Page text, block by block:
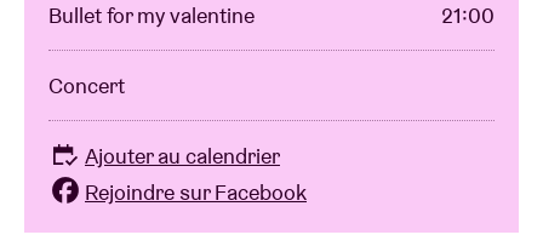
Bullet for my valentine
21:00
Concert
Ajouter au calendrier
Rejoindre sur Facebook